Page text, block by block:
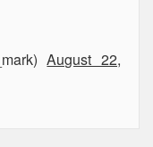
August 22,